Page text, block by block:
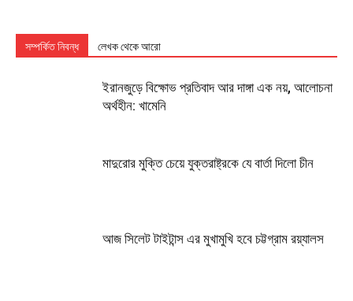
সম্পর্কিত নিবন্ধ লেখক থেকে আরো
ইরানজুড়ে বিক্ষোভ প্রতিবাদ আর দাঙ্গা এক নয়, আলোচনা
অর্থহীন: খামেনি
মাদুরোর মুক্তি চেয়ে যুক্তরাষ্ট্রকে যে বার্তা দিলো চীন
আজ সিলেট টাইটান্স এর মুখামুখি হবে চট্টগ্রাম রয়্যালস